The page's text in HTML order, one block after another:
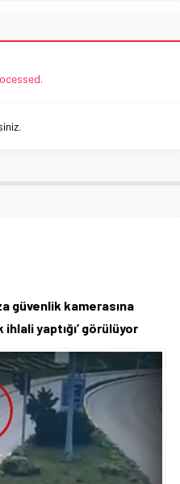
güvenlik kamerasına
ihlali yaptığı’ görülüyor